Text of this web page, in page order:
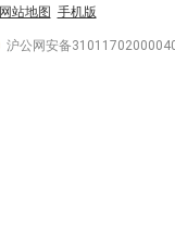
网站地图 手机版
沪公网安备